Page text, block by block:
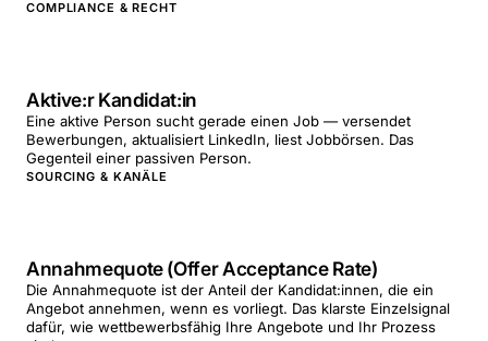
COMPLIANCE & RECHT
Aktive:r Kandidat:in
Eine aktive Person sucht gerade einen Job — versendet
Bewerbungen, aktualisiert LinkedIn, liest Jobbörsen. Das
Gegenteil einer passiven Person.
SOURCING & KANÄLE
Annahmequote (Offer Acceptance Rate)
Die Annahmequote ist der Anteil der Kandidat:innen, die ein
Angebot annehmen, wenn es vorliegt. Das klarste Einzelsignal
dafür, wie wettbewerbsfähig Ihre Angebote und Ihr Prozess